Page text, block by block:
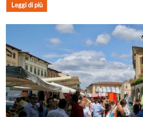
Leggi di più